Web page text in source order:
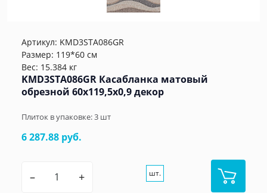
Артикул: KMD3STA086GR
Размер: 119*60 см
Вес: 15.384 кг
KMD3STA086GR Касабланка матовый
обрезной 60x119,5x0,9 декор
Плиток в упаковке:3 шт
6 287.88 руб.
– + шт.